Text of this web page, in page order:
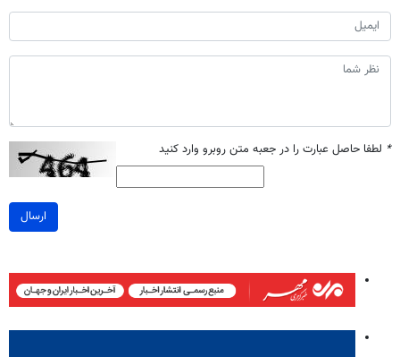
* لطفا حاصل عبارت را در جعبه متن روبرو وارد کنید
ارسال